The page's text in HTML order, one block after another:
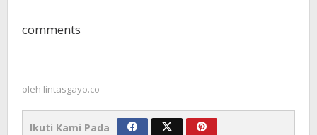
comments
oleh lintasgayo.co
Ikuti Kami Pada